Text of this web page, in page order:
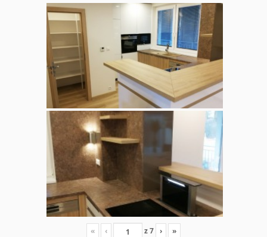
« ‹ z7 › »